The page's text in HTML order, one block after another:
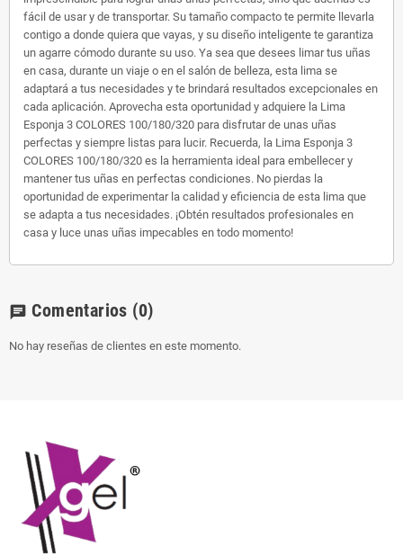
fácil de usar y de transportar. Su tamaño compacto te permite llevarla
contigo a donde quiera que vayas, y su diseño inteligente te garantiza
un agarre cómodo durante su uso. Ya sea que desees limar tus uñas
en casa, durante un viaje o en el salón de belleza, esta lima se
adaptará a tus necesidades y te brindará resultados excepcionales en
cada aplicación. Aprovecha esta oportunidad y adquiere la Lima
Esponja 3 COLORES 100/180/320 para disfrutar de unas uñas
perfectas y siempre listas para lucir. Recuerda, la Lima Esponja 3
COLORES 100/180/320 es la herramienta ideal para embellecer y
mantener tus uñas en perfectas condiciones. No pierdas la
oportunidad de experimentar la calidad y eficiencia de esta lima que
se adapta a tus necesidades. ¡Obtén resultados profesionales en
casa y luce unas uñas impecables en todo momento!
chat Comentarios (0)
No hay reseñas de clientes en este momento.